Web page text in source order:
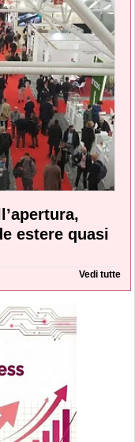
estere quasi
Vedi tutte